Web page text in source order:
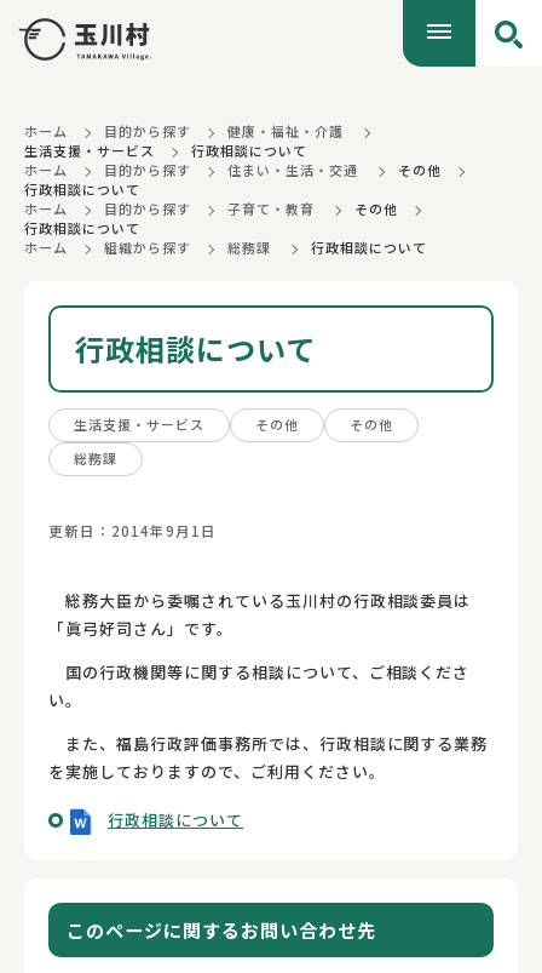
ホーム 目的から探す
健康・福祉・介護
生活支援・サービス
行政相談について
ホーム
目的から探す 住まい・生活・交通
その他
行政相談について
ホーム
目的から探す 子育て・教育
その他
行政相談について
ホーム
組織から探す 総務課 行政相談について
行政相談について
生活支援・サービス その他
その他
総務課
更新日：2014年9月1日
総務大臣から委嘱されている玉川村の行政相談委員は
「眞弓好司さん」です。
国の行政機関等に関する相談について、ご相談くださ
い。
また、福島行政評価事務所では、行政相談に関する業務
を実施しておりますので、ご利用ください。
行政相談について
このページに関するお問い合わせ先